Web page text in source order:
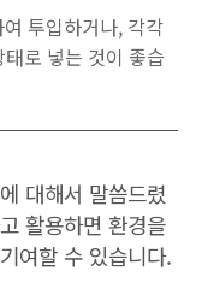
투입하거나, 각각
로 넣는 것이 좋습
대해서 말씀드렸
활용하면 환경을
여할 수 있습니다.